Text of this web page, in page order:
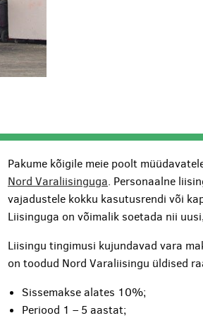
Pakume kõigile meie poolt
Nord Varaliisinguga. Personaalne
vajadustele kokku kasutusrendi või
Liisinguga on võimalik soetada nii
Liisingu tingimusi kujundavad vara
on toodud Nord Varaliisingu üldised
Sissemakse alates 10%;
Periood 1 – 5 aastat;